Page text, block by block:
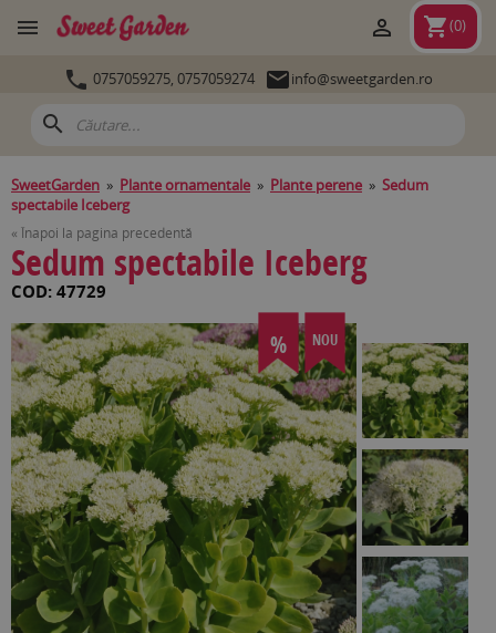
 shopping_cart(0)

 0757059275, 0757059274 info@sweetgarden.ro
search
SweetGarden » Plante ornamentale » Plante perene » Sedum
spectabile Iceberg
« Înapoi la pagina precedentă
Sedum spectabile Iceberg
COD: 47729
% NOU